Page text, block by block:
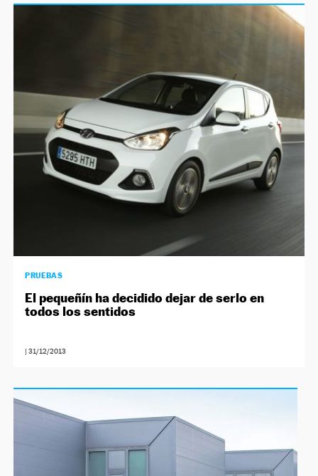
PRUEBAS
El pequeñín ha decidido dejar de serlo en
todos los sentidos
|31/12/2013